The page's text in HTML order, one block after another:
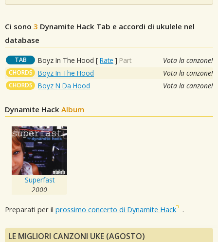
Ci sono 3 Dynamite Hack Tab e accordi di ukulele nel
database
TAB Boyz In The Hood [ Rate ] Part Vota la canzone!
CHORDS Boyz In The Hood Vota la canzone!
CHORDS Boyz N Da Hood Vota la canzone!
Dynamite Hack Album
Superfast
2000
Preparati per il prossimo concerto di Dynamite Hack .
LE MIGLIORI CANZONI UKE (AGOSTO)